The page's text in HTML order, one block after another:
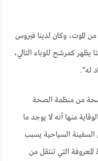
من الموت، وكان لدينا فيروس
كمرشح للوباء التالي،
له”.
من منظمة الصحة
منها أنه لا يوجد ما
السفينة السياحية يسبب
المعروفة التي تنتقل من